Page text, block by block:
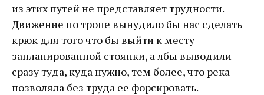
из этих путей не представляет трудности.
Движение по тропе вынудило бы нас сделать
крюк для того что бы выйти к месту
запланированной стоянки, а лбы выводили
сразу туда, куда нужно, тем более, что река
позволяла без труда ее форсировать.